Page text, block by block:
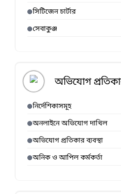
সিটিজেন চার্টার
সেবাকুঞ্জ
অভিযোগ
নির্দেশিকাসমূহ
অনলাইনে অভিযোগ দাখিল
অভিযোগ প্রতিকার ব্যবস্থা
অনিক ও আপিল কর্মকর্তা